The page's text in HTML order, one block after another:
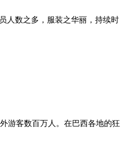
人数之多，服装之华丽，持续时
游客数百万人。在巴西各地的狂